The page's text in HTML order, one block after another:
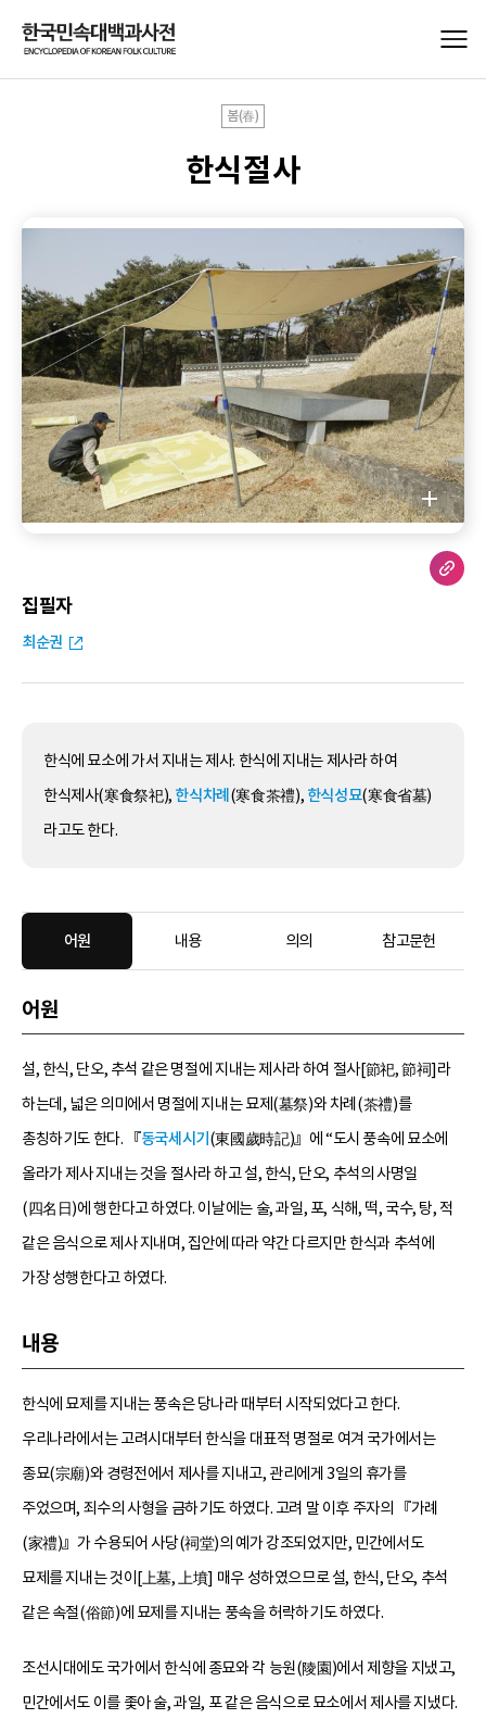
봄(春)
한식절사
집필자
최순권
한식에 묘소에 가서 지내는 제사. 한식에 지내는 제사라 하여
한식제사(寒食祭祀), 한식차례 (寒食茶禮), 한식성묘(寒食省墓)
라고도 한다.
어원 내용 의의 참고문헌
어원
설, 한식, 단오, 추석 같은 명절에 지내는 제사라 하여 절사[節祀, 節祠]라
하는데, 넓은 의미에서 명절에 지내는 묘제(墓祭)와 차례(茶禮)를
총칭하기도 한다. 『동국세시기 (東國歲時記)』에 “도시 풍속에 묘소에
올라가 제사 지내는 것을 절사라 하고 설, 한식, 단오, 추석의 사명일
(四名日)에 행한다고 하였다. 이날에는 술, 과일, 포, 식해, 떡, 국수, 탕, 적
같은 음식으로 제사 지내며, 집안에 따라 약간 다르지만 한식과 추석에
가장 성행한다고 하였다.
내용
한식에 묘제를 지내는 풍속은 당나라 때부터 시작되었다고 한다.
우리나라에서는 고려시대부터 한식을 대표적 명절로 여겨 국가에서는
종묘(宗廟)와 경령전에서 제사를 지내고, 관리에게 3일의 휴가를
주었으며, 죄수의 사형을 금하기도 하였다. 고려 말 이후 주자의 『가례
(家禮)』가 수용되어 사당(祠堂)의 예가 강조되었지만, 민간에서도
묘제를 지내는 것이[上墓, 上墳] 매우 성하였으므로 설, 한식, 단오, 추석
같은 속절(俗節)에 묘제를 지내는 풍속을 허락하기도 하였다.
조선시대에도 국가에서 한식에 종묘와 각 능원(陵園)에서 제향을 지냈고,
민간에서도 이를 좇아 술, 과일, 포 같은 음식으로 묘소에서 제사를 지냈다.